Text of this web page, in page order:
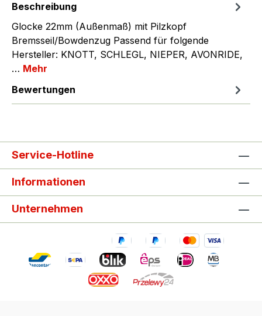
Beschreibung
Glocke 22mm (Außenmaß) mit Pilzkopf
Bremsseil/Bowdenzug Passend für folgende
Hersteller: KNOTT, SCHLEGL, NIEPER, AVONRIDE,
… Mehr
Bewertungen
Service-Hotline
Informationen
Unternehmen